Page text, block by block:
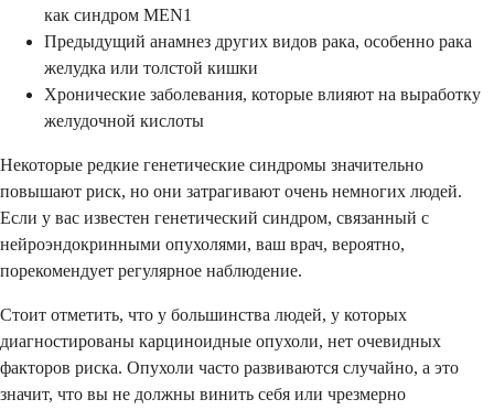
как синдром MEN1
Предыдущий анамнез других видов рака, особенно рака
желудка или толстой кишки
Хронические заболевания, которые влияют на выработку
желудочной кислоты
Некоторые редкие генетические синдромы значительно
повышают риск, но они затрагивают очень немногих людей.
Если у вас известен генетический синдром, связанный с
нейроэндокринными опухолями, ваш врач, вероятно,
порекомендует регулярное наблюдение.
Стоит отметить, что у большинства людей, у которых
диагностированы карциноидные опухоли, нет очевидных
факторов риска. Опухоли часто развиваются случайно, а это
значит, что вы не должны винить себя или чрезмерно